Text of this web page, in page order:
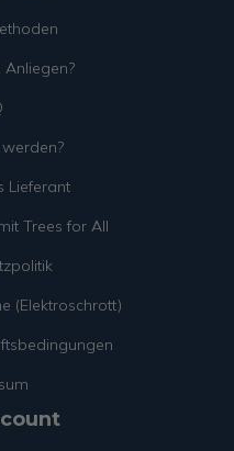
Anliegen?
Lieferant
Trees for All
(Elektroschrott)